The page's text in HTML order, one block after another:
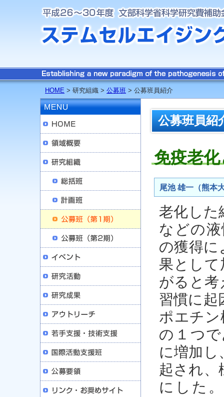
HOME > 研究組織 > 公募班 > 公募班員紹介
公募班員紹
免疫老
尾池 雄一（熊本
老化した
などの
の獲得に
果として
がると考
習慣に起
ポエチン
の１つ
に増加し
起され、
にした